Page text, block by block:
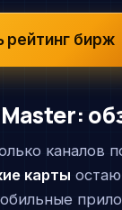
рейтинг бирж
каналов
карты